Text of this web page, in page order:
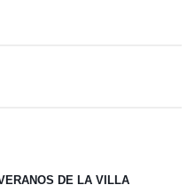
DE LA VILLA